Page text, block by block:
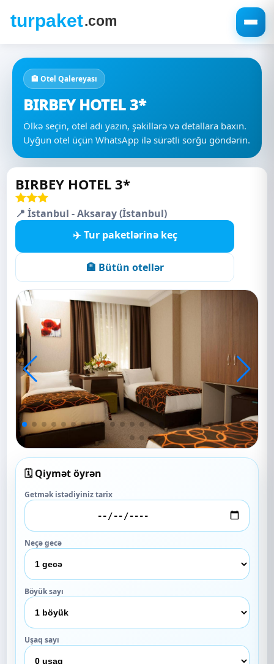
🏨 Otel Qalereyası
BIRBEY HOTEL 3*
Ölkə seçin, otel adı yazın, şəkillərə və detallara baxın.
Uyğun otel üçün WhatsApp ilə sürətli sorğu göndərin.
BIRBEY HOTEL 3*
📍 İstanbul - Aksaray (İstanbul)
✈️ Tur paketlərinə keç
🏨 Bütün otellər
🗓️ Qiymət öyrən
Getmək istədiyiniz tarix
Neçə gecə
Böyük sayı
Uşaq sayı